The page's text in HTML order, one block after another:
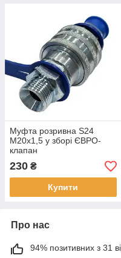
Муфта розривна S24
М20х1,5 у зборі ЄВРО-
клапан
230 ₴
Купити
Про нас
94% позитивних з 31